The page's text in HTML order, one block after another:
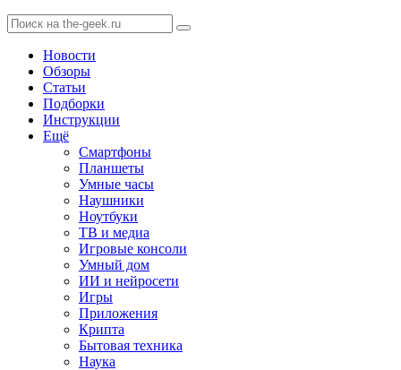
Новости
Обзоры
Статьи
Подборки
Инструкции
Ещё
Смартфоны
Планшеты
Умные часы
Наушники
Ноутбуки
ТВ и медиа
Игровые консоли
Умный дом
ИИ и нейросети
Игры
Приложения
Крипта
Бытовая техника
Наука